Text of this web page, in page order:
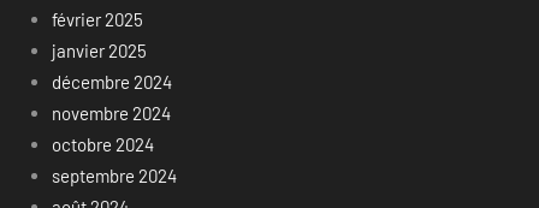
février 2025
janvier 2025
décembre 2024
novembre 2024
octobre 2024
septembre 2024